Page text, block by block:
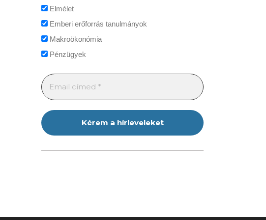
Elmélet
Emberi erőforrás tanulmányok
Makroökonómia
Pénzügyek